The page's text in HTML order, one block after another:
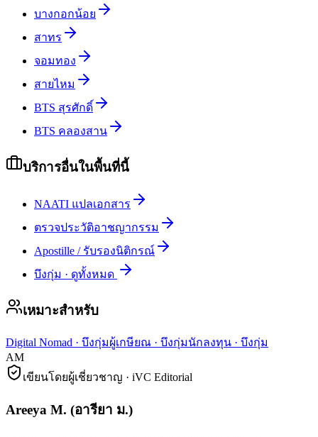
บางกอกน้อย
สาทร
จอมทอง
สายไหม
BTS สุรศักดิ์
BTS คลองสาน
บริการอื่นในพื้นที่นี้
NAATI แปลเอกสาร
ตรวจประวัติอาชญากรรม
Apostille / รับรองนิติกรณ์
บึงกุ่ม · ดูทั้งหมด
เหมาะสำหรับ
Digital Nomad · บึงกุ่มผู้เกษียณ · บึงกุ่มนักลงทุน · บึงกุ่ม
AM
เขียนโดยผู้เชี่ยวชาญ · iVC Editorial
Areeya M. (อารียา ม.)